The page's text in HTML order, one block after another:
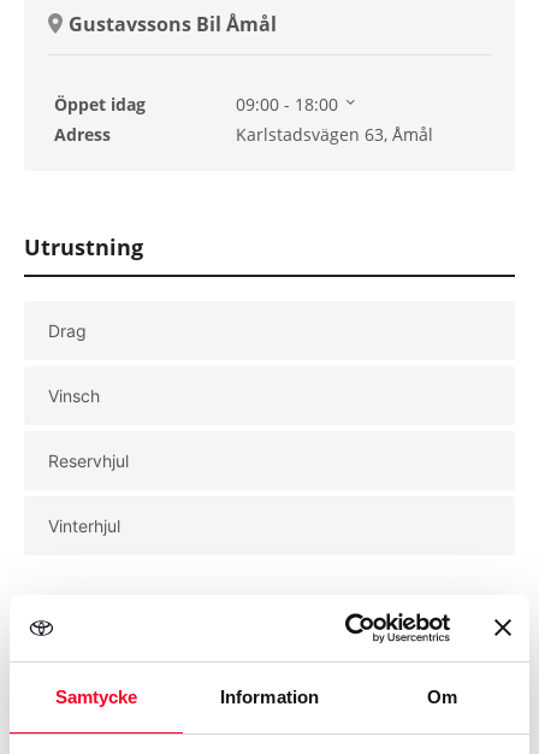
Samtycke Information Om
Gustavssons Bil Åmål
Öppet idag
09:00 - 18:00
Tisdag
09:00 - 18:00
Adress Karlstadsvägen 63, Åmål
Utrustning
Drag
Vinsch
Reservhjul
Vinterhjul
Biluppgifter